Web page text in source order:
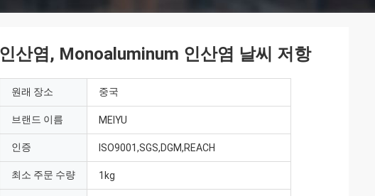
산염, Monoaluminum 인산염 날씨 저항
원래 장소 중국
브랜드 이름 MEIYU
인증 ISO9001,SGS,DGM,REACH
최소 주문 수량 1kg